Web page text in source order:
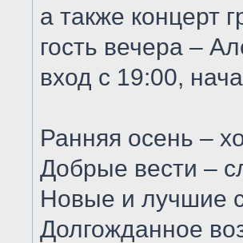
а также концерт
гость вечера –
вход с 19:00,
Ранняя осень –
Добрые вести –
Новые и лучшие
Долгожданное